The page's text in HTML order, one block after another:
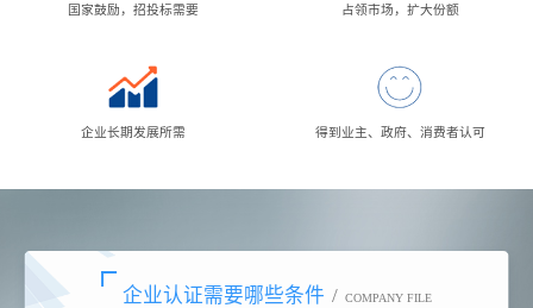
国家鼓励，招投标需要 占领市场，扩大份额
企业长期发展所需 得到业主、政府、消费者认可
企业认证需要哪些条件 / COMPANY FILE